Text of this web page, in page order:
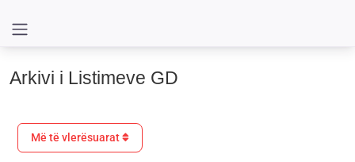
Arkivi i Listimeve GD
Më të vlerësuarat